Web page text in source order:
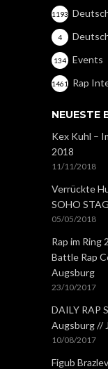
1193
4
Events
134
Rap
1461
NEUESTE
Kex Kuhl –
2018
11/11/2018
Verrückte
SOHO
05/05/2018
Rap im Ring
Battle Rap
Augsburg
23/10/2017
DAILY RAP
Augsburg //
10/08/2017
Figub